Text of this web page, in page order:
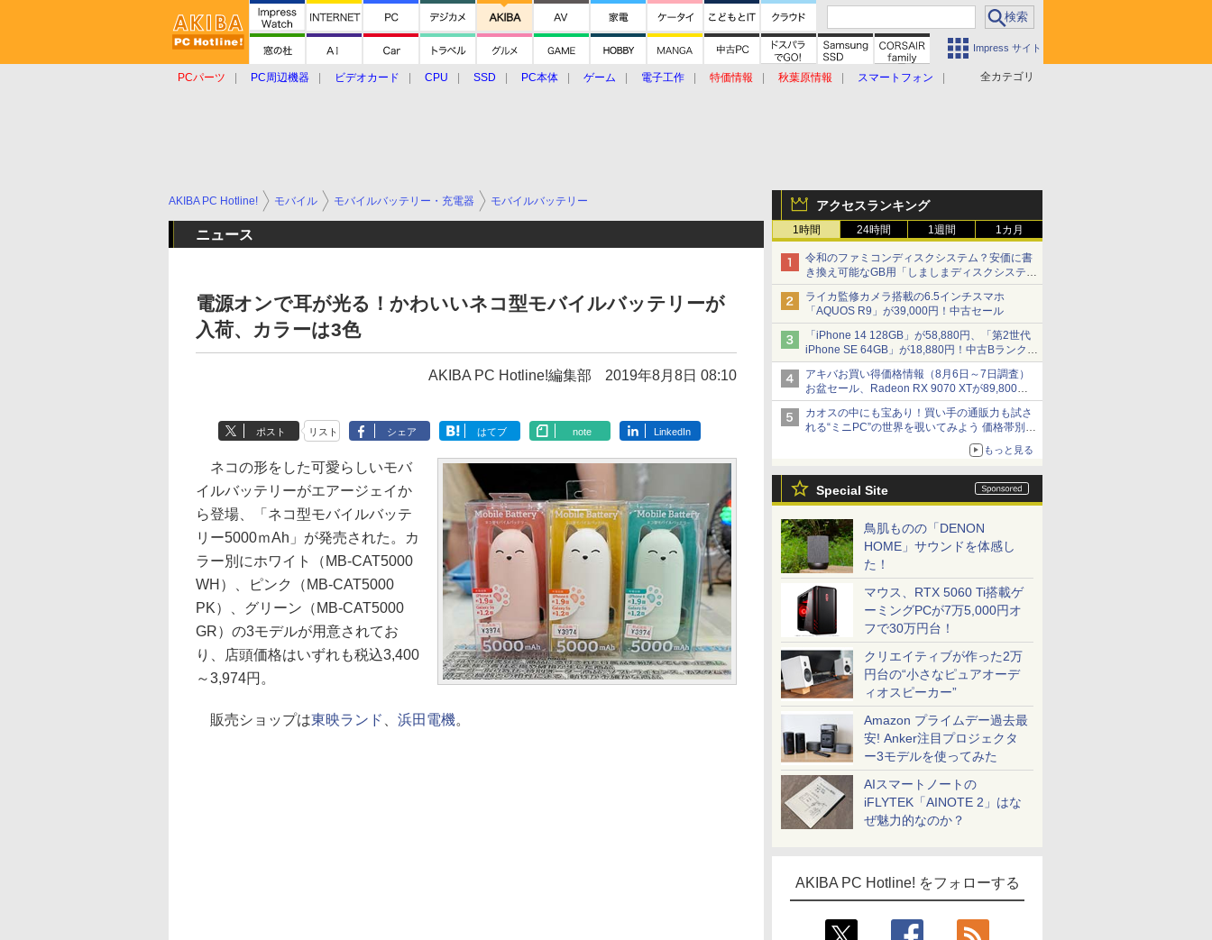
Impress サイト
全カテゴリ
PCパーツ PC周辺機器 ビデオカード CPU SSD PC本体 ゲーム 電子工作 特価情報 秋葉原情報
スマートフォン
アクセスランキング
1時間 24時間 1週間 1カ月
令和のファミコンディスクシステム？安価に書
き換え可能なGB用「しましまディスクシステ
ム」
ライカ監修カメラ搭載の6.5インチスマホ
「AQUOS R9」が39,000円！中古セール
「iPhone 14 128GB」が58,880円、「第2世代
iPhone SE 64GB」が18,880円！中古Bランク品
セール
アキバお買い得価格情報（8月6日～7日調査）
お盆セール、Radeon RX 9070 XTが89,800
円、水平周波数24.8kHz対応の17型モニターが
9,801円、暑さ指数連動セール ほか
カオスの中にも宝あり！買い手の通販力も試さ
れる“ミニPC”の世界を覗いてみよう 価格帯別に
仕様や特徴を整理、11製品をピックアップ text
もっと見る
Special Site
鳥肌ものの「DENON
HOME」サウンドを体感し
た！
マウス、RTX 5060 Ti搭載ゲ
ーミングPCが7万5,000円オ
フで30万円台！
クリエイティブが作った2万
円台の“小さなピュアオーデ
ィオスピーカー”
Amazon プライムデー過去最
安! Anker注目プロジェクタ
ー3モデルを使ってみた
AIスマートノートの
iFLYTEK「AINOTE 2」はな
ぜ魅力的なのか？
AKIBA PC Hotline! をフォローする
AKIBA PC Hotline! モバイル モバイルバッテリー・充電器 モバイルバッテリー
ニュース
電源オンで耳が光る！かわいいネコ型モバイルバッテリーが
入荷、カラーは3色
AKIBA PC Hotline!編集部 2019年8月8日 08:10
ポスト リスト シェア はてブ note LinkedIn
ネコの形をした可愛らしいモバ
イルバッテリーがエアージェイか
ら登場、「ネコ型モバイルバッテ
リー5000ｍAh」が発売された。カ
ラー別にホワイト（MB-CAT5000
WH）、ピンク（MB-CAT5000
PK）、グリーン（MB-CAT5000
GR）の3モデルが用意されてお
り、店頭価格はいずれも税込3,400
～3,974円。
販売ショップは東映ランド 浜田電機。